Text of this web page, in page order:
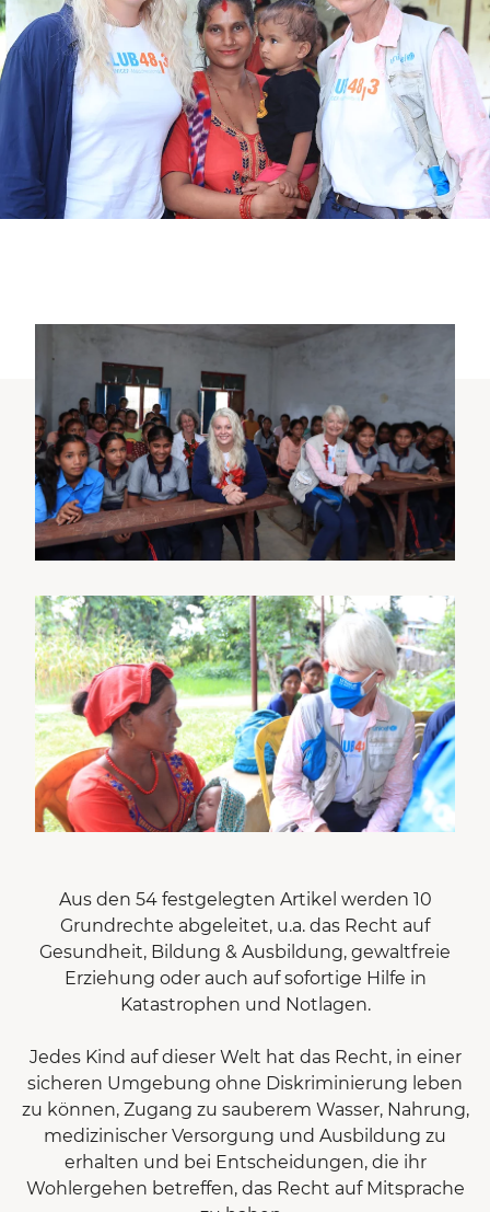
Aus den 54 festgelegten Artikel werden 10
Grundrechte abgeleitet, u.a. das Recht auf
Gesundheit, Bildung & Ausbildung, gewaltfreie
Erziehung oder auch auf sofortige Hilfe in
Katastrophen und Notlagen.
Jedes Kind auf dieser Welt hat das Recht, in einer
sicheren Umgebung ohne Diskriminierung leben
zu können, Zugang zu sauberem Wasser, Nahrung,
medizinischer Versorgung und Ausbildung zu
erhalten und bei Entscheidungen, die ihr
Wohlergehen betreffen, das Recht auf Mitsprache